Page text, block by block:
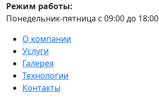
Режим работы:
Понедельник-пятница с 09:00 до 18:00
О компании
Услуги
Галерея
Технологии
Контакты